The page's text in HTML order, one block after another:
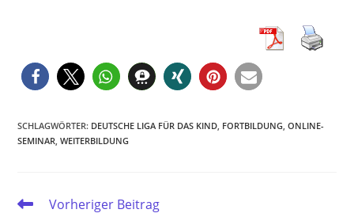
SCHLAGWÖRTER: DEUTSCHE LIGA FÜR DAS KIND FORTBILDUNG ONLINE-
SEMINAR WEITERBILDUNG
WeitereVorheriger Beitrag